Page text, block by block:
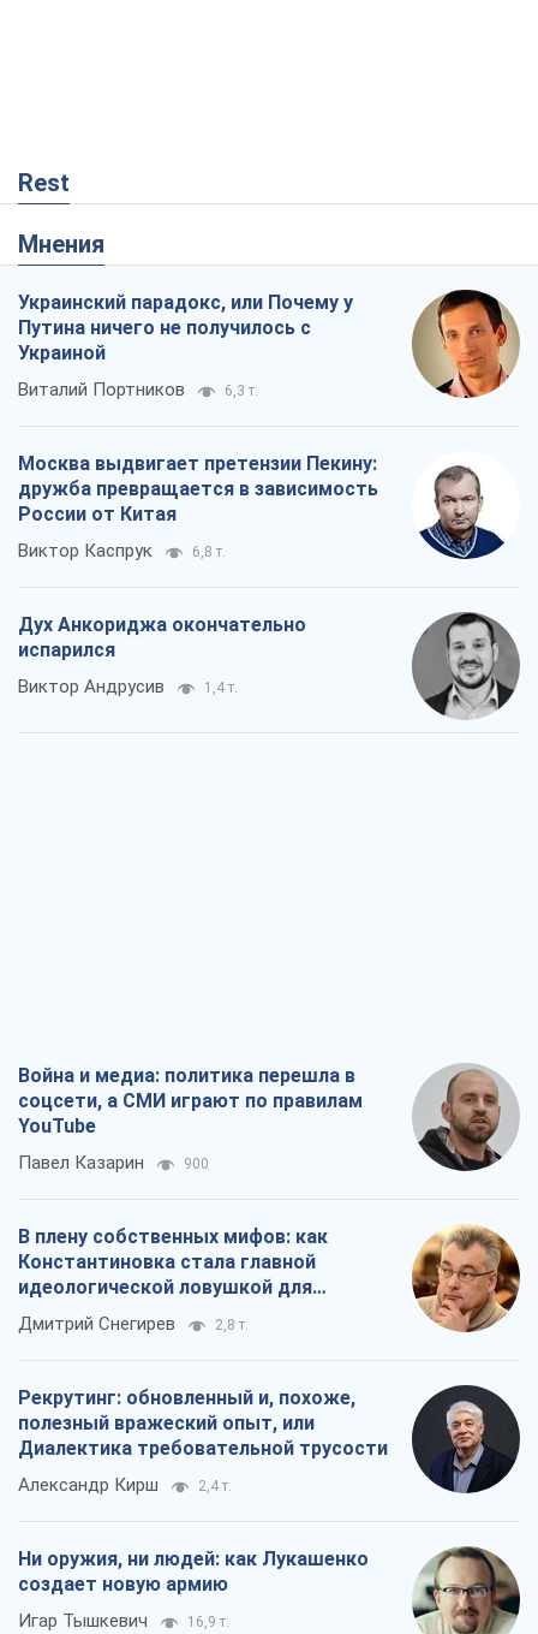
Rest
Мнения
Украинский парадокс, или Почему у
Путина ничего не получилось с
Украиной
Виталий Портников 6,3 т.
Москва выдвигает претензии Пекину:
дружба превращается в зависимость
России от Китая
Виктор Каспрук 6,8 т.
Дух Анкориджа окончательно
испарился
Виктор Андрусив 1,4 т.
Война и медиа: политика перешла в
соцсети, а СМИ играют по правилам
YouTube
Павел Казарин 900
В плену собственных мифов: как
Константиновка стала главной
идеологической ловушкой для
российских оккупантов
Дмитрий Снегирев 2,8 т.
Рекрутинг: обновленный и, похоже,
полезный вражеский опыт, или
Диалектика требовательной трусости
Александр Кирш 2,4 т.
Ни оружия, ни людей: как Лукашенко
создает новую армию
Игар Тышкевич 16,9 т.